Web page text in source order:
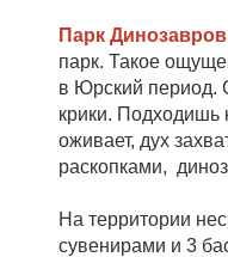
Парк
парк. Такое
в Юрский период.
крики. Подходишь
оживает, дух
раскопками,
На территории
сувенирами и 3